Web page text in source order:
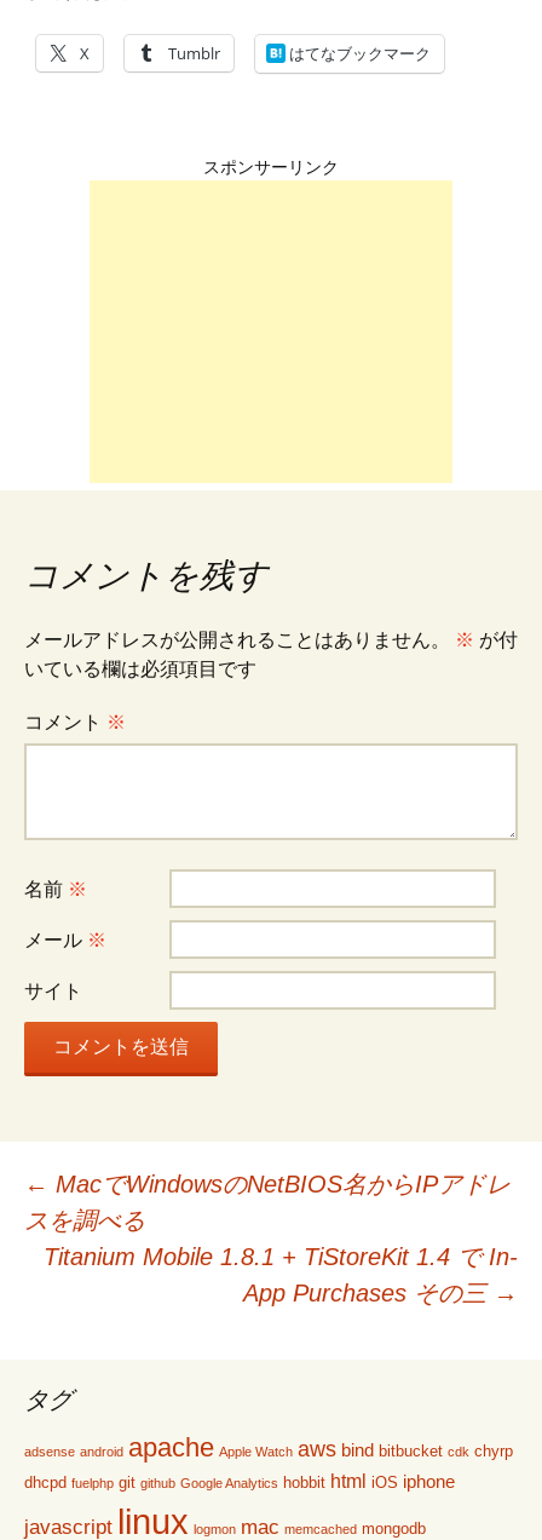
X Tumblr はてなブックマーク
スポンサーリンク
コメントを残す
メールアドレスが公開されることはありません。 ※ が付
いている欄は必須項目です
コメント ※
名前 ※
メール ※
サイト
投
稿
ビ
ゲ
← MacでWindowsのNetBIOS名からIPアドレ
スを調べる
Titanium Mobile 1.8.1 + TiStoreKit 1.4 で In-
App Purchases その三 →
タグ
adsense android apache Apple Watch aws bind bitbucket cdk chyrp
dhcpd fuelphp git github Google Analytics hobbit html iOS iphone
javascript linux logmon mac memcached mongodb